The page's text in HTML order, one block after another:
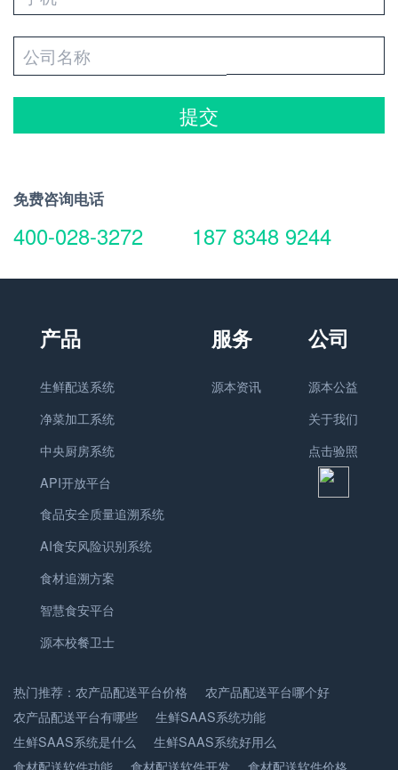
提交
免费咨询电话
400-028-3272 187 8348 9244
生鲜配送系统
净菜加工系统
中央厨房系统
API开放平台
食品安全质量追溯系统
AI食安风险识别系统
食材追溯方案
智慧食安平台
源本校餐卫士
源本资讯
源本公益
关于我们
点击验照
热门推荐： 农产品配送平台价格
农产品配送平台哪个好
农产品配送平台有哪些
生鲜SAAS系统功能
生鲜SAAS系统是什么
生鲜SAAS系统好用么